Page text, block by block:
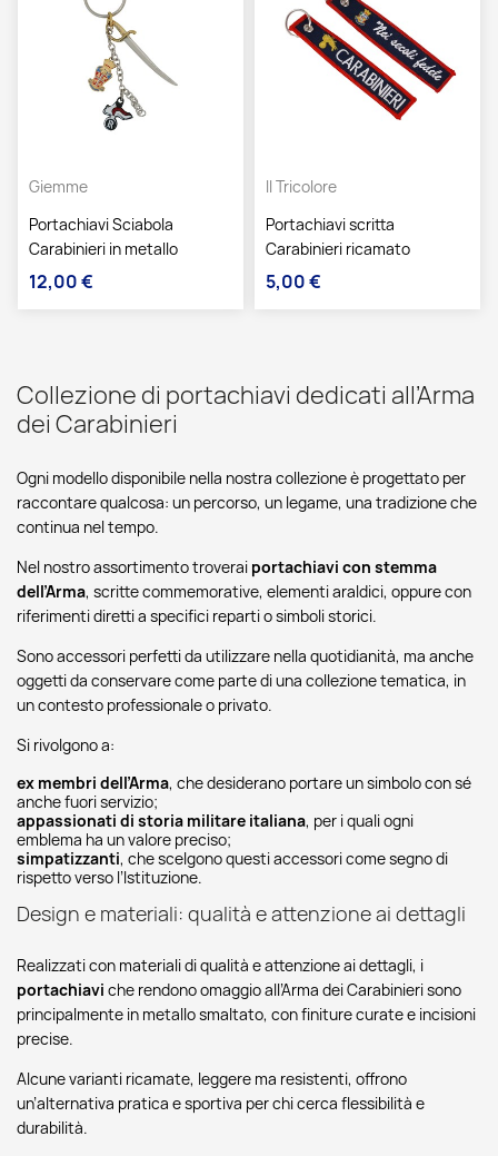
Giemme
Portachiavi Sciabola
Carabinieri in metallo
Prezzo
12,00 €
Il Tricolore
Portachiavi scritta
Carabinieri ricamato
Prezzo
5,00 €
Collezione di portachiavi dedicati all’Arma
dei Carabinieri
Ogni modello disponibile nella nostra collezione è progettato per
raccontare qualcosa: un percorso, un legame, una tradizione che
continua nel tempo.
Nel nostro assortimento troverai portachiavi con stemma
dell’Arma, scritte commemorative, elementi araldici, oppure con
riferimenti diretti a specifici reparti o simboli storici.
Sono accessori perfetti da utilizzare nella quotidianità, ma anche
oggetti da conservare come parte di una collezione tematica, in
un contesto professionale o privato.
Si rivolgono a:
ex membri dell’Arma, che desiderano portare un simbolo con sé
anche fuori servizio;
appassionati di storia militare italiana, per i quali ogni
emblema ha un valore preciso;
simpatizzanti, che scelgono questi accessori come segno di
rispetto verso l’Istituzione.
Design e materiali: qualità e attenzione ai dettagli
Realizzati con materiali di qualità e attenzione ai dettagli, i
portachiavi che rendono omaggio all’Arma dei Carabinieri sono
principalmente in metallo smaltato, con finiture curate e incisioni
precise.
Alcune varianti ricamate, leggere ma resistenti, offrono
un’alternativa pratica e sportiva per chi cerca flessibilità e
durabilità.